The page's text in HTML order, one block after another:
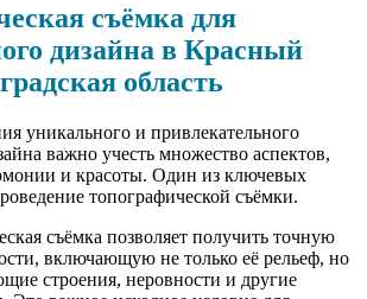
съёмка для
дизайна в Красный
область
уникального и привлекательного
важно учесть множество аспектов,
и красоты. Один из ключевых
топографической съёмки.
съёмка позволяет получить точную
включающую не только её рельеф, но
строения, неровности и другие